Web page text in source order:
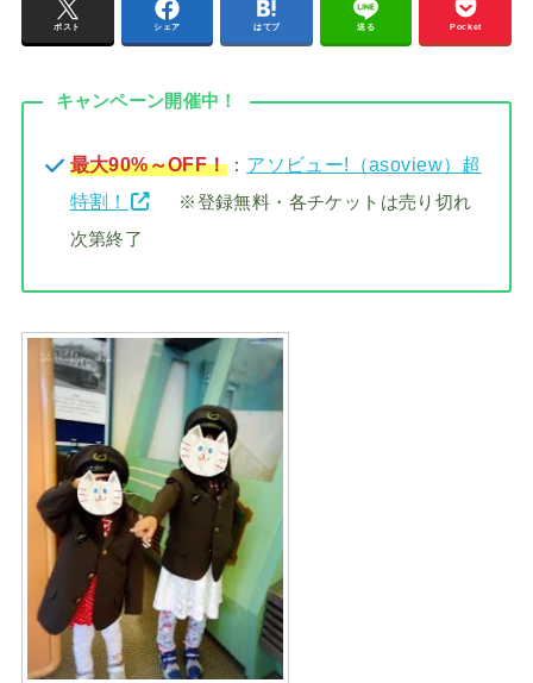
ポスト シェア はてブ 送る Pocket
キャンペーン開催中！
最大90%～OFF！： アソビュー!（asoview）超
特割！
※登録無料・各チケットは売り切れ
次第終了